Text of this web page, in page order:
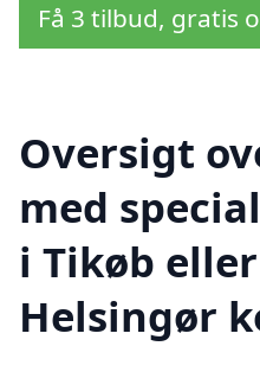
Få 3 tilbud, gratis
Oversigt
med
i Tikøb
Helsingør